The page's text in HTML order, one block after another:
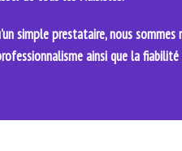
simple prestataire, nous
ainsi que la